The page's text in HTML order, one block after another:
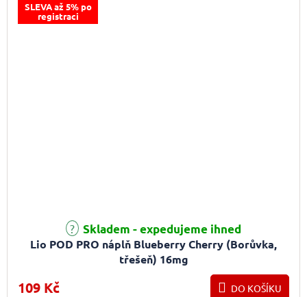
SLEVA až 5% po
registraci
Lio POD PRO náplň Blueberry Cherry (Borůvka,
třešeň) 16mg
Skladem - expedujeme ihned
109 Kč DO KOŠÍKU